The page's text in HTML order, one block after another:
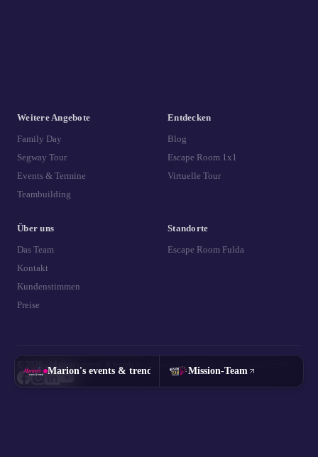
Weitere Angebote
Family Day
Segway Tour
Events & Termine
Teambuilding
Entdecken
Blog
Escape Room 1x1
Virtuelle Tour
Über uns
Das Team
Kontakt
Kundenstimmen
Preise
Standorte
Escape Room Fulda
© 2026 - Marion's events & trends Impressum AGB Datenschutz
Marion's events & trends Mission-Team